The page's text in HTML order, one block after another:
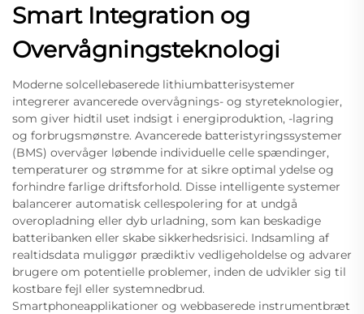
Smart Integration og
Overvågningsteknologi
Moderne solcellebaserede lithiumbatterisystemer
integrerer avancerede overvågnings- og styreteknologier,
som giver hidtil uset indsigt i energiproduktion, -lagring
og forbrugsmønstre. Avancerede batteristyringssystemer
(BMS) overvåger løbende individuelle celle spændinger,
temperaturer og strømme for at sikre optimal ydelse og
forhindre farlige driftsforhold. Disse intelligente systemer
balancerer automatisk cellespolering for at undgå
overopladning eller dyb urladning, som kan beskadige
batteribanken eller skabe sikkerhedsrisici. Indsamling af
realtidsdata muliggør prædiktiv vedligeholdelse og advarer
brugere om potentielle problemer, inden de udvikler sig til
kostbare fejl eller systemnedbrud.
Smartphoneapplikationer og webbaserede instrumentbræt